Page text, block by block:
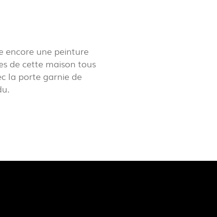
DU PORTUGAL
encore une peinture
de cette maison tous
la porte garnie de